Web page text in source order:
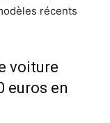
récents
voiture
euros en